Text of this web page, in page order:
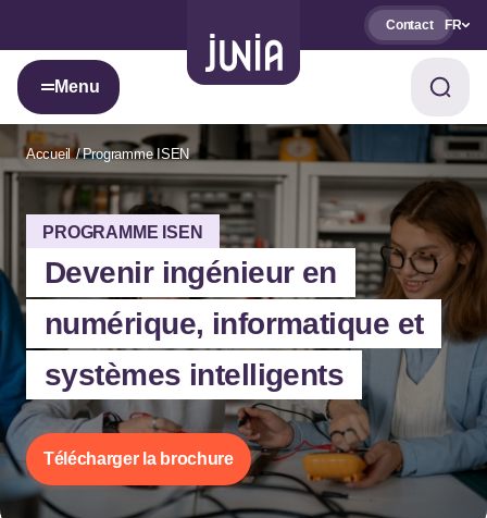
Contact FR
Menu
Accueil Programme ISEN
PROGRAMME ISEN
Devenir ingénieur en
numérique, informatique et
systèmes intelligents
Télécharger la brochure